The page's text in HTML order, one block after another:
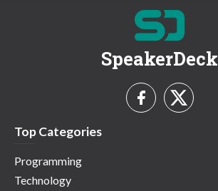
SpeakerDeck
Top Categories
Programming
Technology